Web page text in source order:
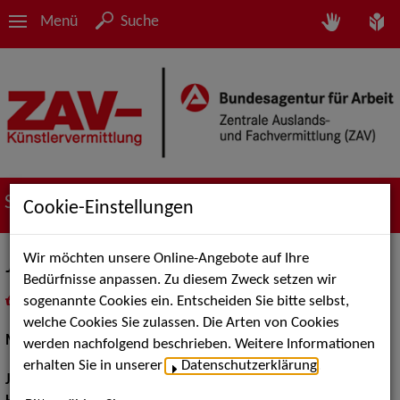
Menü Suche
Suche nach Künstler*innen
Jessica Fendler
als PDF speichern
inMeine Merklistelegen
Musical:Darstellerin, Sängerin
Jahrgang:
Cookie-Einstellungen
Wir möchten unsere Online-Angebote auf Ihre
Bedürfnisse anpassen. Zu diesem Zweck setzen wir
sogenannte Cookies ein. Entscheiden Sie bitte selbst,
welche Cookies Sie zulassen. Die Arten von Cookies
werden nachfolgend beschrieben. Weitere Informationen
erhalten Sie in unserer
Datenschutzerklärung